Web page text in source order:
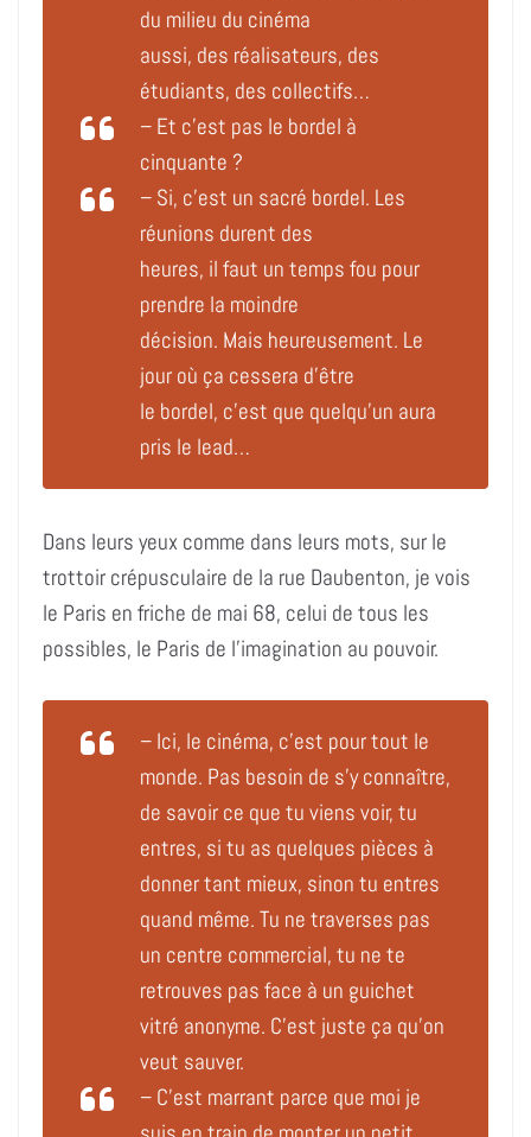
du milieu du cinéma
aussi, des réalisateurs, des
étudiants, des collectifs…
– Et c’est pas le bordel à
cinquante ?
– Si, c’est un sacré bordel. Les
réunions durent des
heures, il faut un temps fou pour
prendre la moindre
décision. Mais heureusement. Le
jour où ça cessera d’être
le bordel, c’est que quelqu’un aura
pris le lead…
Dans leurs yeux comme dans leurs mots, sur le
trottoir crépusculaire de la rue Daubenton, je vois
le Paris en friche de mai 68, celui de tous les
possibles, le Paris de l’imagination au pouvoir.
– Ici, le cinéma, c’est pour tout le
monde. Pas besoin de s’y connaître,
de savoir ce que tu viens voir, tu
entres, si tu as quelques pièces à
donner tant mieux, sinon tu entres
quand même. Tu ne traverses pas
un centre commercial, tu ne te
retrouves pas face à un guichet
vitré anonyme. C’est juste ça qu’on
veut sauver.
– C’est marrant parce que moi je